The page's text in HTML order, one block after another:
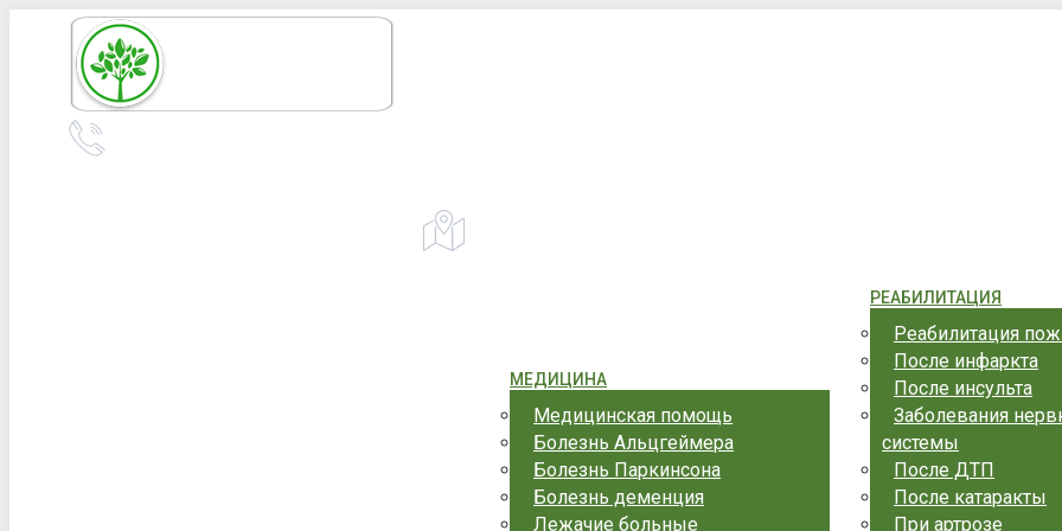
Перейти
содержанию
МЕДИЦИНА
Медицинская помощь
Болезнь Альцгеймера
Болезнь Паркинсона
Болезнь деменция
Лежачие больные
РЕАБИЛИТАЦИЯ
Реабилитация
После инфаркта
После инсульта
Заболевания
системы
После ДТП
После катаракты
При артрозе